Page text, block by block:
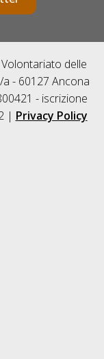
delle
- 60127 Ancona
- iscrizione
| Privacy Policy